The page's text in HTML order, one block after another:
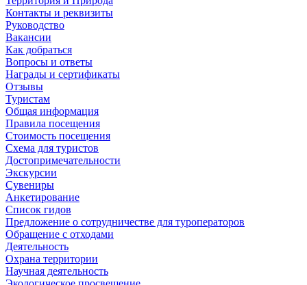
Контакты и реквизиты
Руководство
Вакансии
Как добраться
Вопросы и ответы
Награды и сертификаты
Отзывы
Туристам
Общая информация
Правила посещения
Стоимость посещения
Схема для туристов
Достопримечательности
Экскурсии
Сувениры
Анкетирование
Список гидов
Предложение о сотрудничестве для туроператоров
Обращение с отходами
Деятельность
Охрана территории
Научная деятельность